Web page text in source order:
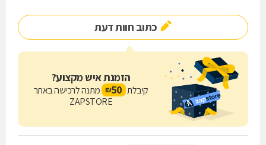
כתוב חוות דעת
הזמנת איש מקצוע?
קיבלת 50
₪ מתנה לרכישה באתר
ZAPSTORE